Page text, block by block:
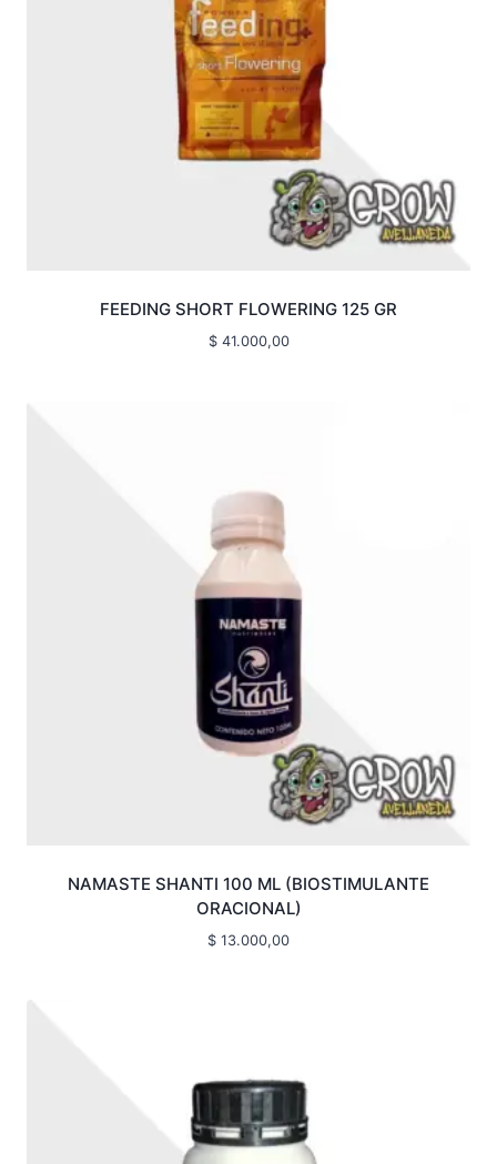
FEEDING SHORT FLOWERING 125 GR
$41.000,00
NAMASTE SHANTI 100 ML (BIOSTIMULANTE
ORACIONAL)
$ 13.000,00